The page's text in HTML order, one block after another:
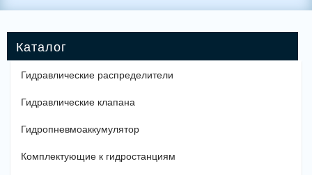
Гидравлические распределители
Гидравлические клапана
Гидропневмоаккумулятор
Комплектующие к гидростанциям